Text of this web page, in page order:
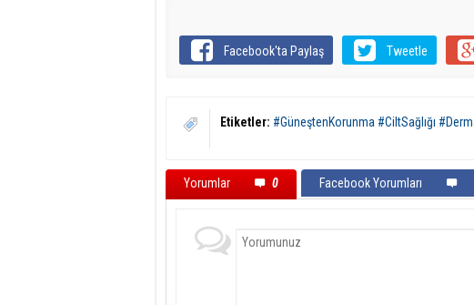
Facebook'ta Paylaş Tweetle
Etiketler: #GüneştenKorunma #CiltSağlığı
Yorumlar 0 Facebook Yorumları